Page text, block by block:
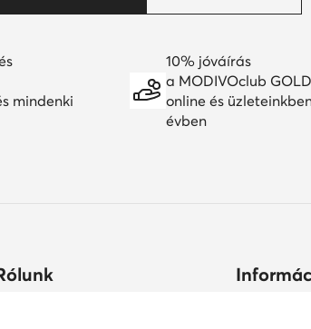
mindenki
10% jóváírás
a MODIVOclub
online és
évben